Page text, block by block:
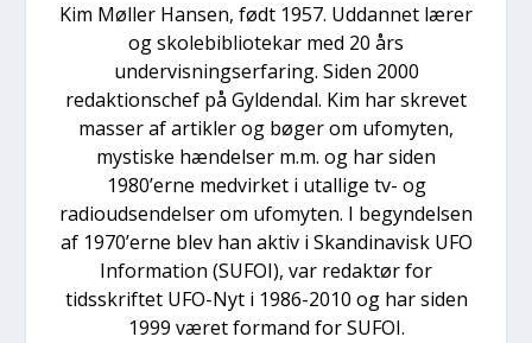
Kim Møller Hansen, født 1957. Uddannet lærer
og skolebibliotekar med 20 års
undervisningserfaring. Siden 2000
redaktionschef på Gyldendal. Kim har skrevet
masser af artikler og bøger om ufomyten,
mystiske hændelser m.m. og har siden
1980’erne medvirket i utallige tv- og
radioudsendelser om ufomyten. I begyndelsen
af 1970’erne blev han aktiv i Skandinavisk UFO
Information (SUFOI), var redaktør for
tidsskriftet UFO-Nyt i 1986-2010 og har siden
1999 været formand for SUFOI.